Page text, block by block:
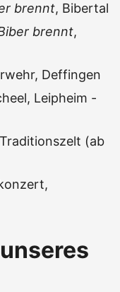
brennt, Bibertal
brennt,
Deffingen
Leipheim -
(ab